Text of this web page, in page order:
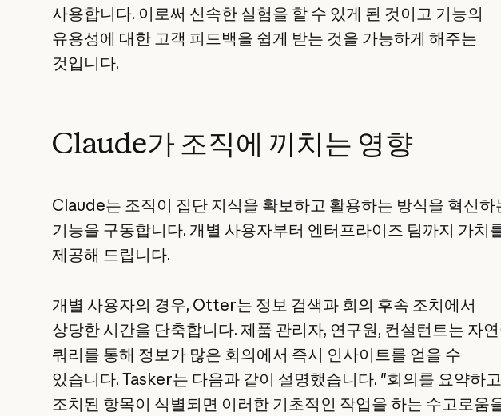
사용합니다. 이로써 신속한 실험을 할 수 있게 된 것이고 기능의
유용성에 대한 고객 피드백을 쉽게 받는 것을 가능하게 해주는
것입니다.
Claude가 조직에 끼치는 영향
Claude는 조직이 집단 지식을 확보하고 활용하는 방식을 혁신하
기능을 구동합니다. 개별 사용자부터 엔터프라이즈 팀까지 가치
제공해 드립니다.
개별 사용자의 경우, Otter는 정보 검색과 회의 후속 조치에서
상당한 시간을 단축합니다. 제품 관리자, 연구원, 컨설턴트는 자
쿼리를 통해 정보가 많은 회의에서 즉시 인사이트를 얻을 수
있습니다. Tasker는 다음과 같이 설명했습니다. "회의를 요약하고
조치된 항목이 식별되면 이러한 기초적인 작업을 하는 수고로움